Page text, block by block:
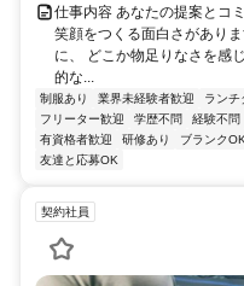
仕事内容 あなたの提案とコ
笑顔をつくる面白さがあり
に、 どこか物足りなさを感
的な...
制服あり 業界未経験者歓迎 ランチ
フリーター歓迎
学歴不問 経験不問
有資格者歓迎
研修あり ブランクOK
友達と応募OK
契約社員